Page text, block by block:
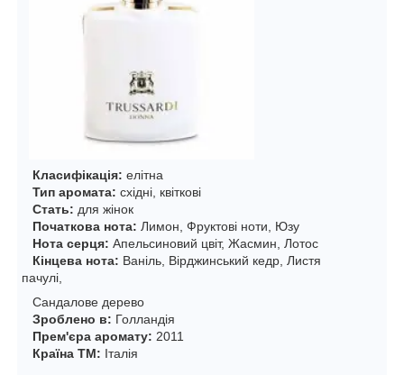
Класифікація: елітна
Тип аромата: східні, квіткові
Стать: для жінок
Початкова нота: Лимон, Фруктові ноти, Юзу
Нота серця: Апельсиновий цвіт, Жасмин, Лотос
Кінцева нота: Ваніль, Вірджинський кедр, Листя
пачулі,
Сандалове дерево
Зроблено в: Голландія
Прем'єра аромату: 2011
Країна ТМ: Італія